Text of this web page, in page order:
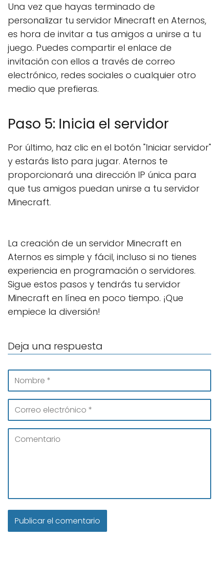
Una vez que hayas terminado de
personalizar tu servidor Minecraft en Aternos,
es hora de invitar a tus amigos a unirse a tu
juego. Puedes compartir el enlace de
invitación con ellos a través de correo
electrónico, redes sociales o cualquier otro
medio que prefieras.
Paso 5: Inicia el servidor
Por último, haz clic en el botón "Iniciar servidor"
y estarás listo para jugar. Aternos te
proporcionará una dirección IP única para
que tus amigos puedan unirse a tu servidor
Minecraft.
La creación de un servidor Minecraft en
Aternos es simple y fácil, incluso si no tienes
experiencia en programación o servidores.
Sigue estos pasos y tendrás tu servidor
Minecraft en línea en poco tiempo. ¡Que
empiece la diversión!
Deja una respuesta